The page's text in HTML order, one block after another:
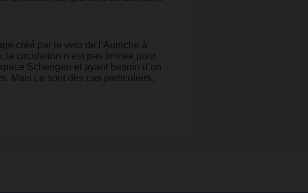
créé par le veto de l’Autriche à
la circulation n’est pas limitée pour
Schengen et ayant besoin d’un
Mais ce sont des cas particuliers,